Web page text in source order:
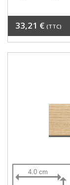
33,21 € (TTC)
4.0 cm